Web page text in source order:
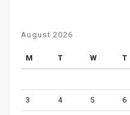
August 2026
M T W T
3 4 5 6